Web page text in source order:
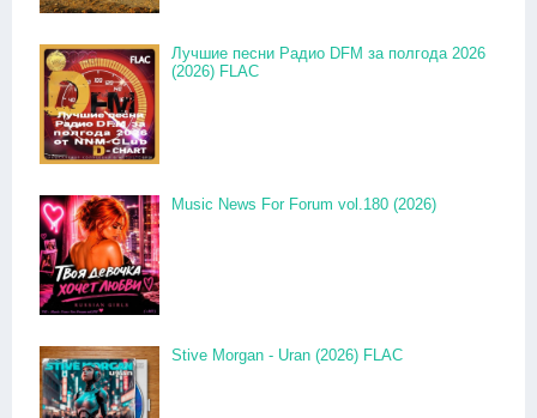
Лучшие песни Радио DFM за полгода 2026
(2026) FLAC
Music News For Forum vol.180 (2026)
Stive Morgan - Uran (2026) FLAC